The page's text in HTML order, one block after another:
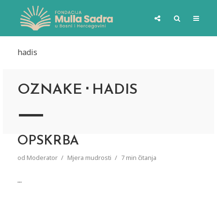
hadis
OZNAKE HADIS
OPSKRBA
od Moderator Mjera mudrosti 7 min čitanja
...